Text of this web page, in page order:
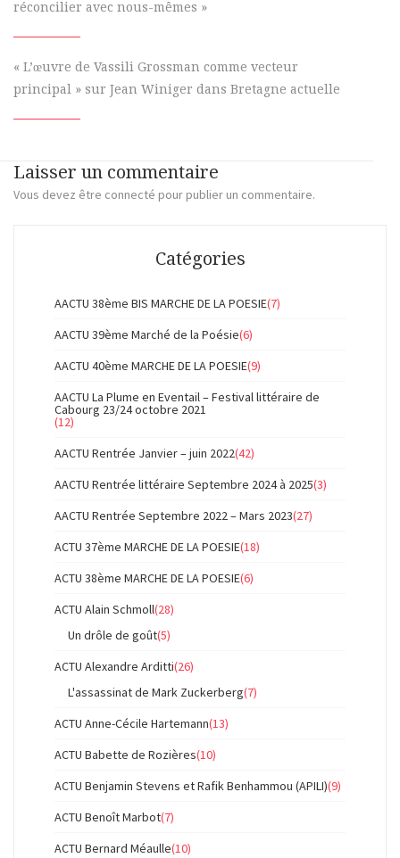
réconcilier avec nous-mêmes »
« L’œuvre de Vassili Grossman comme vecteur
principal » sur Jean Winiger dans Bretagne actuelle
Laisser un commentaire
Vous devez être connecté pour publier un commentaire.
Catégories
AACTU 38ème BIS MARCHE DE LA POESIE(7)
AACTU 39ème Marché de la Poésie(6)
AACTU 40ème MARCHE DE LA POESIE(9)
AACTU La Plume en Eventail – Festival littéraire de
Cabourg 23/24 octobre 2021
(12)
AACTU Rentrée Janvier – juin 2022(42)
AACTU Rentrée littéraire Septembre 2024 à 2025(3)
AACTU Rentrée Septembre 2022 – Mars 2023(27)
ACTU 37ème MARCHE DE LA POESIE(18)
ACTU 38ème MARCHE DE LA POESIE(6)
ACTU Alain Schmoll(28)
Un drôle de goût(5)
ACTU Alexandre Arditti(26)
L'assassinat de Mark Zuckerberg(7)
ACTU Anne-Cécile Hartemann(13)
ACTU Babette de Rozières(10)
ACTU Benjamin Stevens et Rafik Benhammou (APILI)(9)
ACTU Benoît Marbot(7)
ACTU Bernard Méaulle(10)